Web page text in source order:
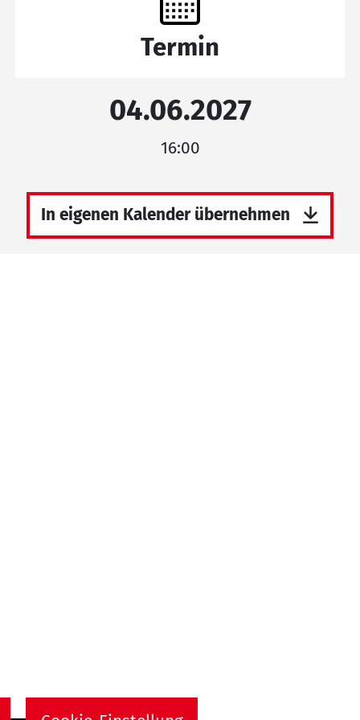
Termin
04.06.2027
16:00
In eigenen Kalender übernehmen